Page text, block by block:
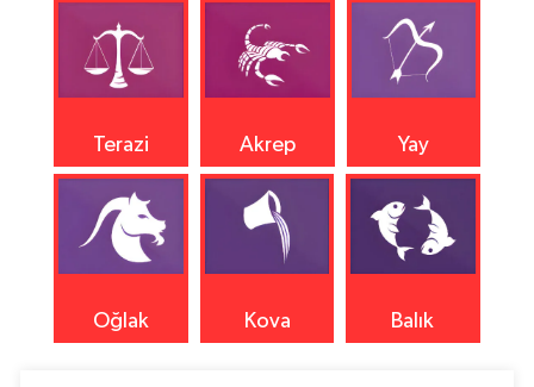
Terazi Akrep Yay
Oğlak Kova Balık